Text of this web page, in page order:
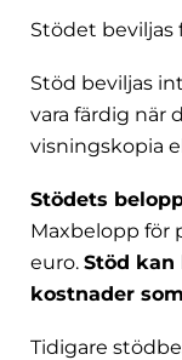
Stödet beviljas
Stöd beviljas
vara färdig när
visningskopia
Stödets
Maxbelopp för
euro. Stöd kan
kostnader
Tidigare